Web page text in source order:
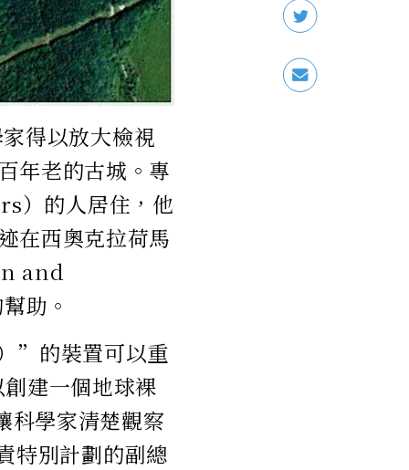
得以放大檢視
年老的古城。專
）的人居住，他
在西奧克拉荷馬
and
助。
”的裝置可以重
建一個地球裸
學家清楚觀察
特別計劃的副總